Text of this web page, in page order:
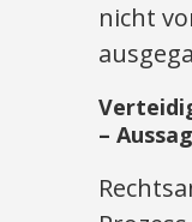
nicht
–